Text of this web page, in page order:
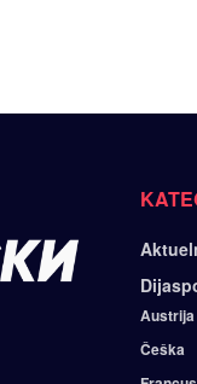
Austrija
Češka